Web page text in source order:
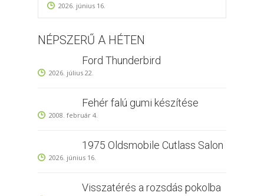
2026. június 16.
NÉPSZERŰ A HÉTEN
Ford Thunderbird
2026. július 22.
Fehér falú gumi készítése
2008. február 4.
1975 Oldsmobile Cutlass Salon
2026. június 16.
Visszatérés a rozsdás pokolba